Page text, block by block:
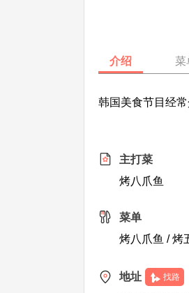
介绍 菜
韩国美食节目经
主打菜
烤八爪鱼
菜单
烤八爪鱼 / 烤
地址 找路